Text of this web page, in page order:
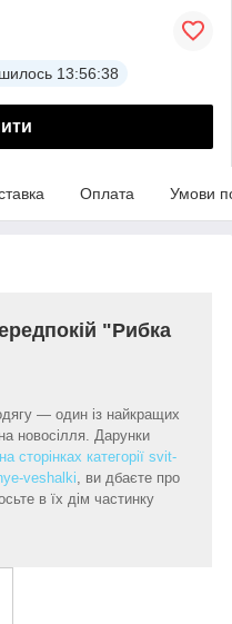
13:56:38
Оплата Умови
"Рибка
— один із найкращих
новосілля. Дарунки
на сторінках категорії svit-
veshalki , ви дбаєте про
в їх дім частинку